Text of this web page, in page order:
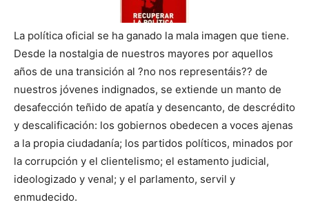
La política oficial se ha ganado la mala imagen que tiene.
Desde la nostalgia de nuestros mayores por aquellos
años de una transición al ?no nos representáis?? de
nuestros jóvenes indignados, se extiende un manto de
desafección teñido de apatía y desencanto, de descrédito
y descalificación: los gobiernos obedecen a voces ajenas
a la propia ciudadanía; los partidos políticos, minados por
la corrupción y el clientelismo; el estamento judicial,
ideologizado y venal; y el parlamento, servil y
enmudecido.